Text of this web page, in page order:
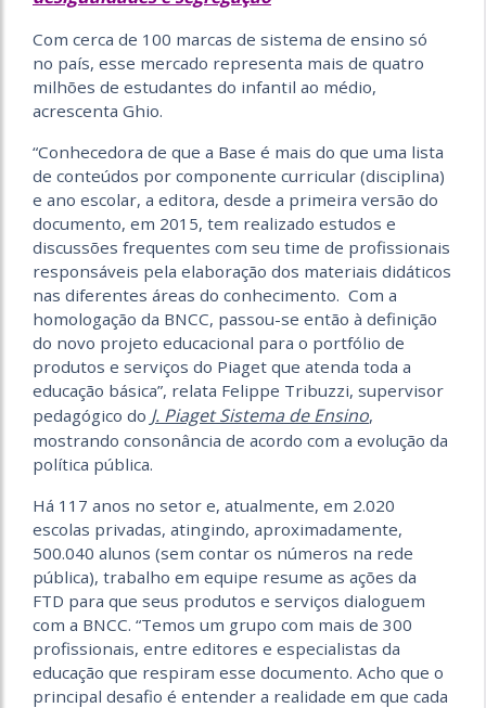
Com cerca de 100 marcas de sistema de ensino só
no país, esse mercado representa mais de quatro
milhões de estudantes do infantil ao médio,
acrescenta Ghio.
“Conhecedora de que a Base é mais do que uma lista
de conteúdos por componente curricular (disciplina)
e ano escolar, a editora, desde a primeira versão do
documento, em 2015, tem realizado estudos e
discussões frequentes com seu time de profissionais
responsáveis pela elaboração dos materiais didáticos
nas diferentes áreas do conhecimento. Com a
homologação da BNCC, passou-se então à definição
do novo projeto educacional para o portfólio de
produtos e serviços do Piaget que atenda toda a
educação básica”, relata Felippe Tribuzzi, supervisor
pedagógico do J. Piaget Sistema de Ensino,
mostrando consonância de acordo com a evolução da
política pública.
Há 117 anos no setor e, atualmente, em 2.020
escolas privadas, atingindo, aproximadamente,
500.040 alunos (sem contar os números na rede
pública), trabalho em equipe resume as ações da
FTD para que seus produtos e serviços dialoguem
com a BNCC. “Temos um grupo com mais de 300
profissionais, entre editores e especialistas da
educação que respiram esse documento. Acho que o
principal desafio é entender a realidade em que cada